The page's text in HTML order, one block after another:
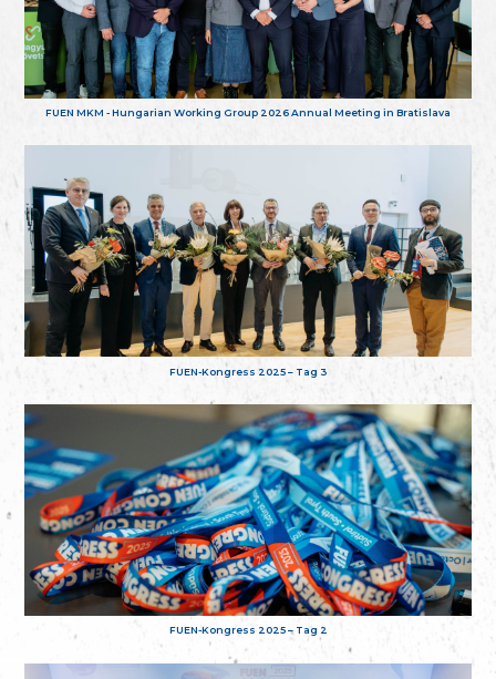
FUEN MKM - Hungarian Working Group 2026 Annual Meeting in Bratislava
FUEN-Kongress 2025 – Tag 3
FUEN-Kongress 2025 – Tag 2